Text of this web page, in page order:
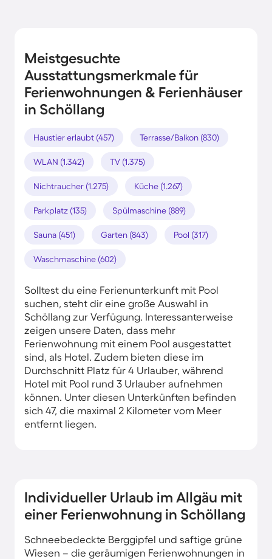
Meistgesuchte
Ausstattungsmerkmale für
Ferienwohnungen & Ferienhäuser
in Schöllang
Haustier erlaubt (457) Terrasse/Balkon (830)
WLAN (1.342) TV (1.375)
Nichtraucher (1.275) Küche (1.267)
Parkplatz (135) Spülmaschine (889)
Sauna (451) Garten (843) Pool (317)
Waschmaschine (602)
Solltest du eine Ferienunterkunft mit Pool
suchen, steht dir eine große Auswahl in
Schöllang zur Verfügung. Interessanterweise
zeigen unsere Daten, dass mehr
Ferienwohnung mit einem Pool ausgestattet
sind, als Hotel. Zudem bieten diese im
Durchschnitt Platz für 4 Urlauber, während
Hotel mit Pool rund 3 Urlauber aufnehmen
können. Unter diesen Unterkünften befinden
sich 47, die maximal 2 Kilometer vom Meer
entfernt liegen.
Individueller Urlaub im Allgäu mit
einer Ferienwohnung in Schöllang
Schneebedeckte Berggipfel und saftige grüne
Wiesen – die geräumigen Ferienwohnungen in